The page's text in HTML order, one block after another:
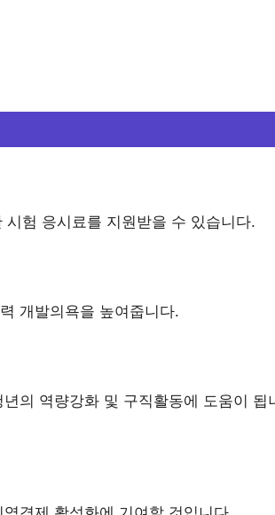
시험 응시료를 지원받을 수 있습니다.
개발의욕을 높여줍니다.
의 역량강화 및 구직활동에 도움이 됩